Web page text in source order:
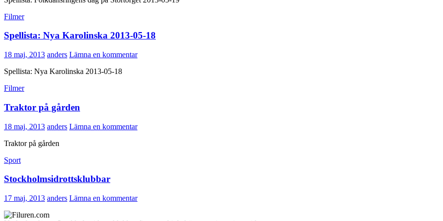
Filmer
Spellista: Nya Karolinska 2013-05-18
18 maj, 2013 anders Lämna en kommentar
Spellista: Nya Karolinska 2013-05-18
Filmer
Traktor på gården
18 maj, 2013 anders Lämna en kommentar
Traktor på gården
Sport
Stockholmsidrottsklubbar
17 maj, 2013 anders Lämna en kommentar